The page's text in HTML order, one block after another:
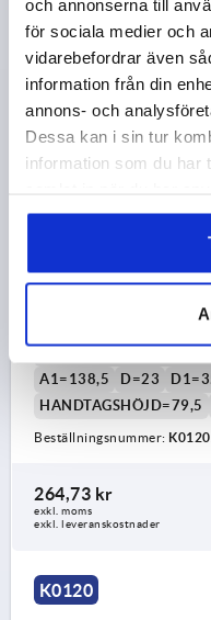
och annonserna till
för sociala medier och
vidarebefordrar även
information från din
annons- och
Dessa kan i sin tur
information som du har
264,73 kr
exkl. leveranskostnader
LÅSSPAK ST.2 M16
MATERIAL
A1=138,5
D=23
HANDTAGSHÖJD=79,5
Beställningsnummer:
264,73 kr
exkl. moms
exkl. leveranskostnader
K0120